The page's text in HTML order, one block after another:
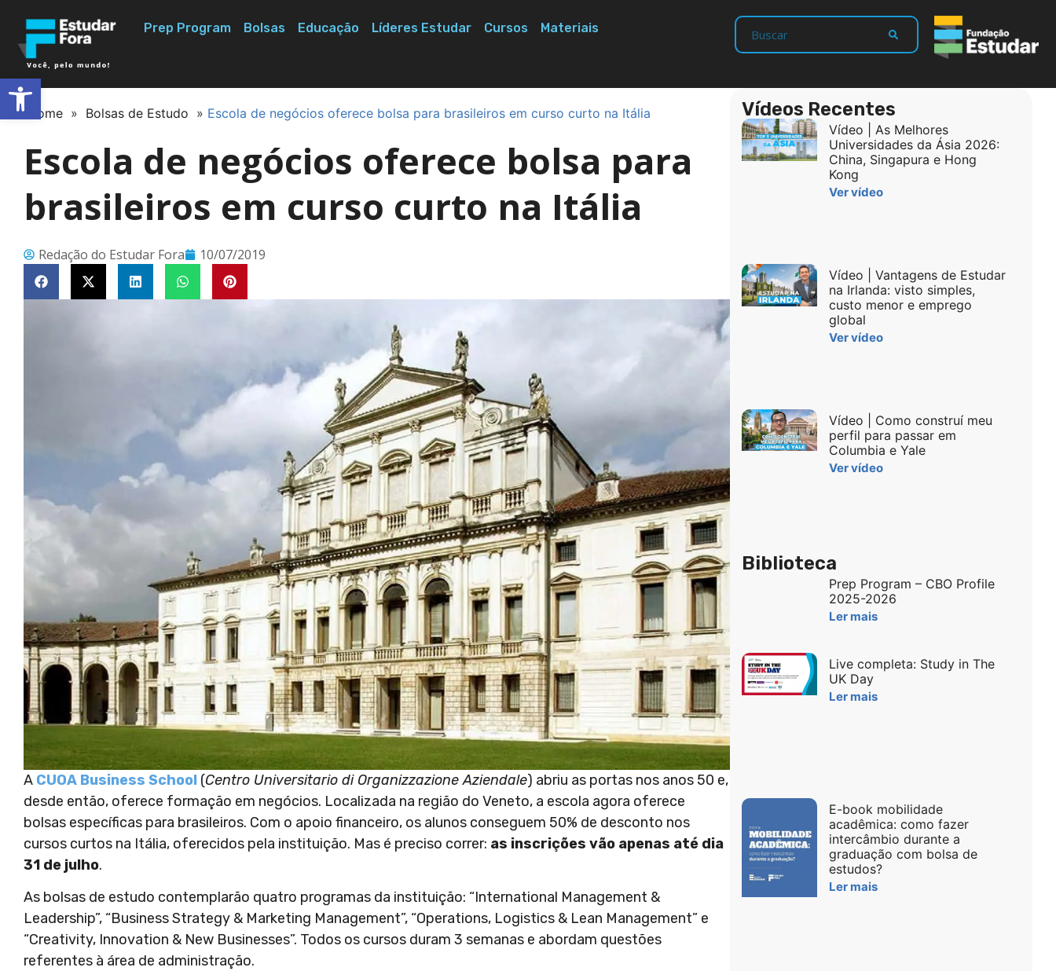
Prep Program Bolsas Educação Líderes Estudar Cursos Materiais
Home » Bolsas de Estudo » Escola de negócios oferece bolsa para brasileiros em curso curto na Itália
Escola de negócios oferece bolsa para
brasileiros em curso curto na Itália
Redação do Estudar Fora 10/07/2019
A CUOA Business School (Centro Universitario di Organizzazione Aziendale) abriu as portas nos anos 50 e,
desde então, oferece formação em negócios. Localizada na região do Veneto, a escola agora oferece
bolsas específicas para brasileiros. Com o apoio financeiro, os alunos conseguem 50% de desconto nos
cursos curtos na Itália, oferecidos pela instituição. Mas é preciso correr: as inscrições vão apenas até dia
31 de julho.
As bolsas de estudo contemplarão quatro programas da instituição: “International Management &
Leadership”, “Business Strategy & Marketing Management”, “Operations, Logistics & Lean Management” e
“Creativity, Innovation & New Businesses”. Todos os cursos duram 3 semanas e abordam questões
referentes à área de administração.
Vídeos Recentes
Vídeo | As Melhores
Universidades da Ásia 2026:
China, Singapura e Hong
Kong
Ver vídeo
Vídeo | Vantagens de Estudar
na Irlanda: visto simples,
custo menor e emprego
global
Ver vídeo
Vídeo | Como construí meu
perfil para passar em
Columbia e Yale
Ver vídeo
Biblioteca
Prep Program – CBO Profile
2025-2026
Ler mais
Live completa: Study in The
UK Day
Ler mais
E-book mobilidade
acadêmica: como fazer
intercâmbio durante a
graduação com bolsa de
estudos?
Ler mais
Abrir a barra de ferramentas